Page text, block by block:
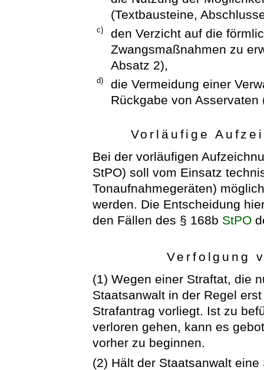
(Textbausteine,
c)
den Verzicht auf die
Zwangsmaßnahmen zu
Absatz 2),
d)
die Vermeidung einer
Rückgabe von
Vorläufige
Bei der vorläufigen
StPO) soll vom Einsatz
Tonaufnahmegeräten)
werden. Die Entscheidung
den Fällen des § 168b StPO
Verfolgung
(1) Wegen einer Straftat, die
Staatsanwalt in der Regel
Strafantrag vorliegt. Ist zu
verloren gehen, kann es
vorher zu beginnen.
(2) Hält der Staatsanwalt